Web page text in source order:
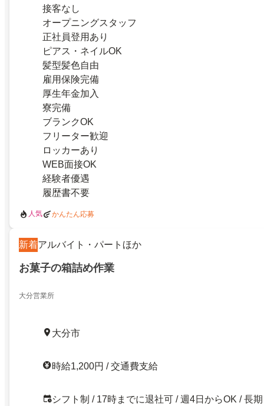
接客なし
オープニングスタッフ
正社員登用あり
ピアス・ネイルOK
髪型髪色自由
雇用保険完備
厚生年金加入
寮完備
ブランクOK
フリーター歓迎
ロッカーあり
WEB面接OK
経験者優遇
履歴書不要
人気 かんたん応募
新着アルバイト・パートほか
お菓子の箱詰め作業
大分営業所
大分市
時給1,200円 / 交通費支給
シフト制 / 17時までに退社可 / 週4日からOK / 長期